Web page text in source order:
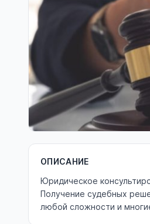
ОПИСАНИЕ
Юридическое
Получение судебных
любой сложности и